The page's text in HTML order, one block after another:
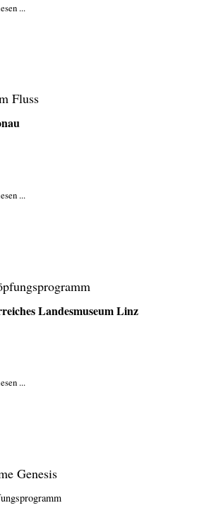
...
Fluss
...
Landesmuseum Linz
...
Genesis